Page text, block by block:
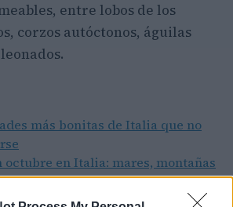
entre lobos de los
corzos autóctonos, águilas
más bonitas de Italia que no
octubre en Italia: mares, montañas